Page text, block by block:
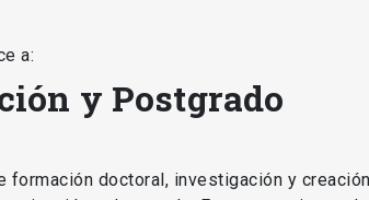
a:
y Postgrado
doctoral, investigación y